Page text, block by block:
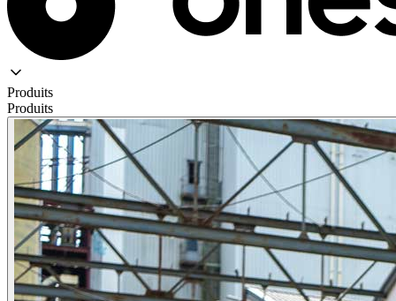
Produits
Produits